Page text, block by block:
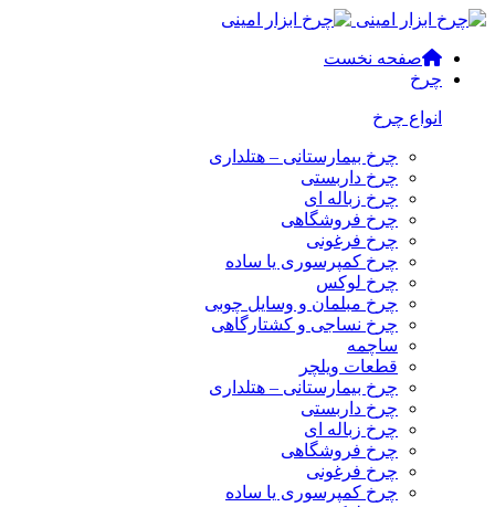
صفحه نخست
چرخ
انواع چرخ
چرخ بیمارستانی – هتلداری
چرخ داربستی
چرخ زباله ای
چرخ فروشگاهی
چرخ فرغونی
چرخ کمپرسوری یا ساده
چرخ لوکس
چرخ مبلمان و وسایل چوبی
چرخ نساجی و کشتارگاهی
ساچمه
قطعات ویلچر
چرخ بیمارستانی – هتلداری
چرخ داربستی
چرخ زباله ای
چرخ فروشگاهی
چرخ فرغونی
چرخ کمپرسوری یا ساده